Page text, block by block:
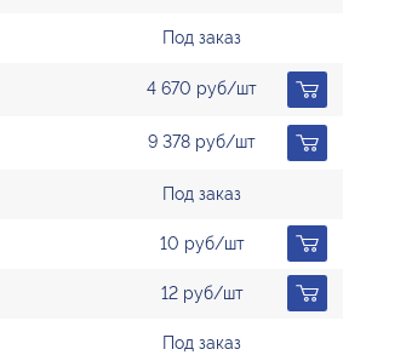
Под заказ
4 670 руб/шт
9 378 руб/шт
Под заказ
10 руб/шт
12 руб/шт
Под заказ